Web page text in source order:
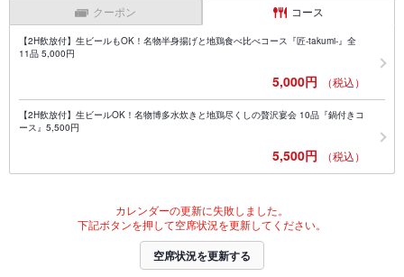
クーポン コース
【2H飲放付】生ビールもOK！名物半身揚げと地鶏食べ比べコース『匠-takumi-』全
11品 5,000円
5,000円 （税込）
【2H飲放付】生ビールOK！名物博多水炊きと地鶏尽くしの贅沢宴会 10品『鍋付きコ
ース』5,500円
5,500円 （税込）
カレンダーの更新に失敗しました。
下記ボタンを押して空席状況を更新してください。
空席状況を更新する